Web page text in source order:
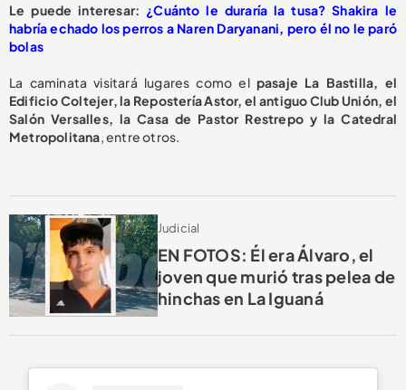
Le puede interesar: ¿Cuánto le duraría la tusa? Shakira le
habría echado los perros a Naren Daryanani, pero él no le paró
bolas
La caminata visitará lugares como el pasaje La Bastilla, el
Edificio Coltejer, la Repostería Astor, el antiguo Club Unión, el
Salón Versalles, la Casa de Pastor Restrepo y la Catedral
Metropolitana, entre otros.
Judicial
EN FOTOS: Él era Álvaro, el
joven que murió tras pelea de
hinchas en La Iguaná